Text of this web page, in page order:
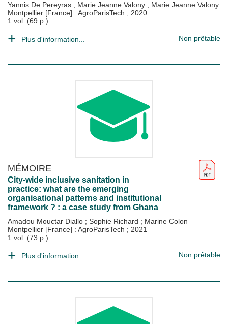
Yannis De Pereyras ; Marie Jeanne Valony ; Marie Jeanne Valony
Montpellier [France] : AgroParisTech ; 2020
1 vol. (69 p.)
Plus d'information... Non prêtable
MÉMOIRE
City-wide inclusive sanitation in
practice: what are the emerging
organisational patterns and institutional
framework ? : a case study from Ghana
Amadou Mouctar Diallo ; Sophie Richard ; Marine Colon
Montpellier [France] : AgroParisTech ; 2021
1 vol. (73 p.)
Plus d'information... Non prêtable